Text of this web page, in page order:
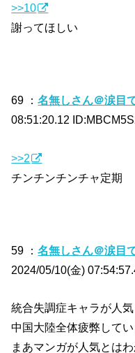
>>10
謝ってほしい
69 ：名無しさん＠涙目
08:51:20.12
>>2
チンチンチンチャ定期
59 ：名無しさん＠涙目
2024/05/10(金)
統合失調症キャラが人
中国大陸全体疲弊してい
まあマンガが人気とは